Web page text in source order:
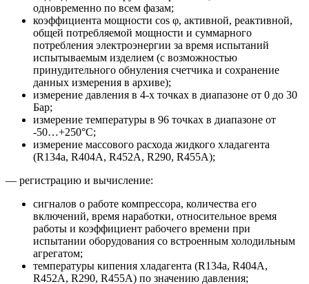
одновременно по всем фазам;
коэффициента мощности cos φ, активной, реактивной,
общей потребляемой мощности и суммарного
потребления электроэнергии за время испытаний
испытываемым изделием (с возможностью
принудительного обнуления счетчика и сохранение
данных измерения в архиве);
измерение давления в 4-х точках в диапазоне от 0 до 30
Бар;
измерение температуры в 96 точках в диапазоне от
-50…+250°С;
измерение массового расхода жидкого хладагента
(R134a, R404A, R452A, R290, R455A);
— регистрацию и вычисление:
сигналов о работе компрессора, количества его
включений, время наработки, относительное время
работы и коэффициент рабочего времени при
испытании оборудования со встроенным холодильным
агрегатом;
температуры кипения хладагента (R134a, R404A,
R452A, R290, R455A) по значению давления;